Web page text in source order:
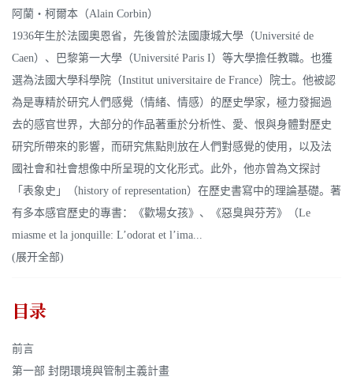
阿蘭‧柯爾本（Alain Corbin）
1936年生於法國奧恩省，先後曾於法國康城大學（Université de
Caen）、巴黎第一大學（Université Paris I）等大學擔任教職。也獲
選為法國大學科學院（Institut universitaire de France）院士。他被認
為是專精於研究人們感覺（情緒、情感）的歷史學家，極力發掘過
去的感官世界，大部分的作品著重於分析性、愛、恨與身體對歷史
研究所帶來的影響，而研究焦點則放在人們對感覺的使用，以及法
國社會和社會想像中所呈現的文化形式。此外，他亦曾為文探討
「表象史」（history of representation）在歷史書寫中的理論基礎。著
有多本感官歷史的專書：《歡場女孩》、《惡臭與芬芳》（Le
miasme et la jonquille: L’odorat et l’ima...
(展开全部)
目录
前言
第一部 封閉環境與管制主義計畫